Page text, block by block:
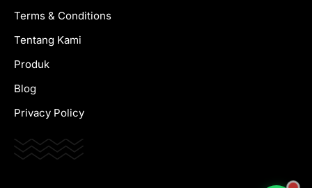
Terms & Conditions
Tentang Kami
Produk
Blog
Privacy Policy